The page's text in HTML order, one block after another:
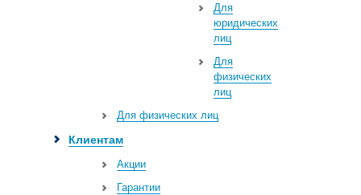
Для
юридических
лиц
Для
физических
лиц
Для физических лиц
Клиентам
Акции
Гарантии